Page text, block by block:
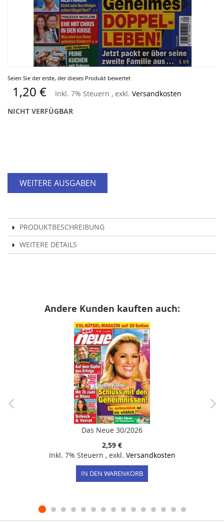
Seien Sie der erste, der dieses Produkt bewertet
1,20 € Inkl. 7% Steuern , exkl. Versandkosten
NICHT VERFÜGBAR
WEITERE AUSGABEN
PRODUKTBESCHREIBUNG
WEITERE DETAILS
Zum
Anfang
der
Bildergalerie
springen
Andere Kunden kauften auch:
Das Neue 30/2026
2,59 €
Inkl. 7% Steuern , exkl. Versandkosten
IN DEN WARENKORB